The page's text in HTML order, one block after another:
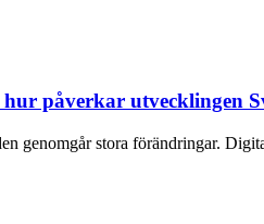
påverkar utvecklingen
genomgår stora förändringar.